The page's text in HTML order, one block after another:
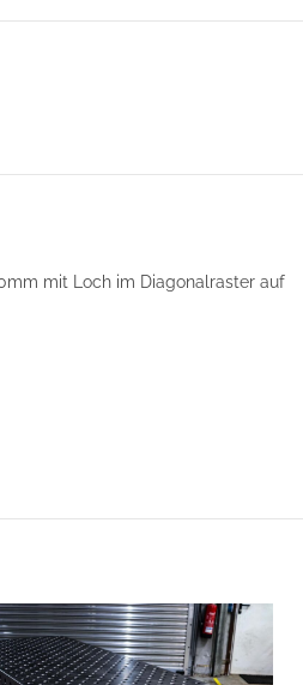
mit Loch im Diagonalraster auf